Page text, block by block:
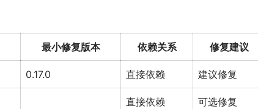
最小修复版本 依赖关系 修复建议
0.17.0 直接依赖 建议修复
直接依赖 可选修复